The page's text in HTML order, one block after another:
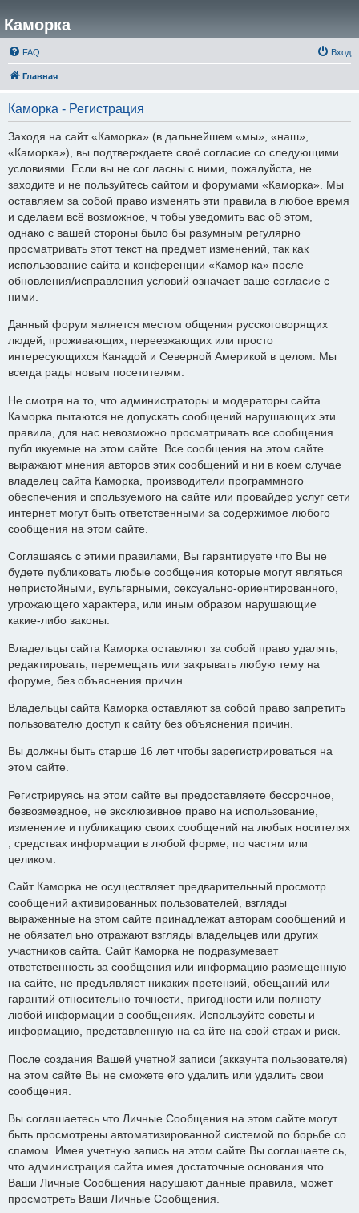
Каморка
FAQ Вход
Главная
Каморка - Регистрация
Заходя на сайт «Каморка» (в дальнейшем «мы», «наш»,
«Каморка»), вы подтверждаете своё согласие со следующими
условиями. Если вы не сог ласны с ними, пожалуйста, не
заходите и не пользуйтесь сайтом и форумами «Каморка». Мы
оставляем за собой право изменять эти правила в любое время
и сделаем всё возможное, ч тобы уведомить вас об этом,
однако с вашей стороны было бы разумным регулярно
просматривать этот текст на предмет изменений, так как
использование сайта и конференции «Камор ка» после
обновления/исправления условий означает ваше согласие с
ними.
Данный форум является местом общения русскоговорящих
людей, проживающих, переезжающих или просто
интересующихся Канадой и Северной Америкой в целом. Мы
всегда рады новым посетителям.
Не смотря на то, что администраторы и модераторы сайта
Каморка пытаются не допускать сообщений нарушающих эти
правила, для нас невозможно просматривать все сообщения
публ икуемые на этом сайте. Все сообщения на этом сайте
выражают мнения авторов этих сообщений и ни в коем случае
владелец сайта Каморка, производители программного
обеспечения и спользуемого на сайте или провайдер услуг сети
интернет могут быть ответственными за содержимое любого
сообщения на этом сайте.
Соглашаясь с этими правилами, Вы гарантируете что Вы не
будете публиковать любые сообщения которые могут являться
непристойными, вульгарными, сексуально-ориентированного,
угрожающего характера, или иным образом нарушающие
какие-либо законы.
Владельцы сайта Каморка оставляют за собой право удалять,
редактировать, перемещать или закрывать любую тему на
форуме, без объяснения причин.
Владельцы сайта Каморка оставляют за собой право запретить
пользователю доступ к сайту без объяснения причин.
Вы должны быть старше 16 лет чтобы зарегистрироваться на
этом сайте.
Регистрируясь на этом сайте вы предоставляете бессрочное,
безвозмездное, не эксклюзивное право на использование,
изменение и публикацию своих сообщений на любых носителях
, средствах информации в любой форме, по частям или
целиком.
Сайт Каморка не осуществляет предварительный просмотр
сообщений активированных пользователей, взгляды
выраженные на этом сайте принадлежат авторам сообщений и
не обязател ьно отражают взгляды владельцев или других
участников сайта. Сайт Каморка не подразумевает
ответственность за сообщения или информацию размещенную
на сайте, не предъявляет никаких претензий, обещаний или
гарантий относительно точности, пригодности или полноту
любой информации в сообщениях. Используйте советы и
информацию, представленную на са йте на свой страх и риск.
После создания Вашей учетной записи (аккаунта пользователя)
на этом сайте Вы не сможете его удалить или удалить свои
сообщения.
Вы соглашаетесь что Личные Сообщения на этом сайте могут
быть просмотрены автоматизированной системой по борьбе со
спамом. Имея учетную запись на этом сайте Вы соглашаете сь,
что администрация сайта имея достаточные основания что
Ваши Личные Сообщения нарушают данные правила, может
просмотреть Ваши Личные Сообщения.